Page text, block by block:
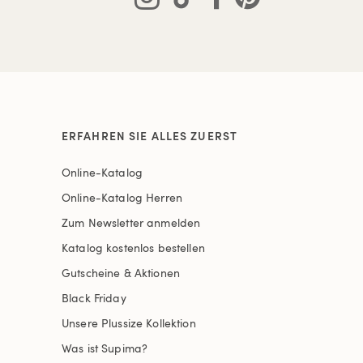
ERFAHREN SIE ALLES ZUERST
Online-Katalog
Online-Katalog Herren
Zum Newsletter anmelden
Katalog kostenlos bestellen
Gutscheine & Aktionen
Black Friday
Unsere Plussize Kollektion
Was ist Supima?